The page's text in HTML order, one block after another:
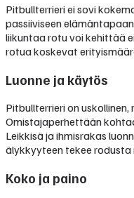
Pitbullterrieri ei sovi
passiiviseen
liikuntaa rotu voi kehittää
rotua koskevat
Luonne ja käytös
Pitbullterrieri on uskollinen,
Omistajaperhettään
Leikkisä ja ihmisrakas
älykkyyteen tekee rodusta
Koko ja paino